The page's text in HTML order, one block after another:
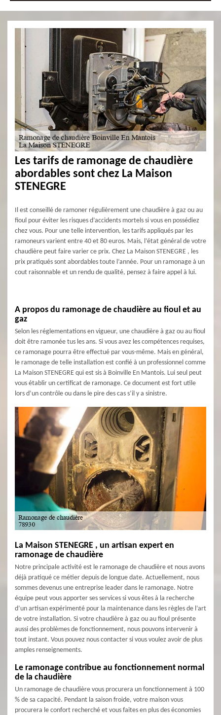
Les tarifs de ramonage de chaudière
abordables sont chez La Maison
STENEGRE
Il est conseillé de ramoner régulièrement une chaudière à gaz ou au
fioul pour éviter les risques d’accidents mortels si vous en possédiez
chez vous. Pour une telle intervention, les tarifs appliqués par les
ramoneurs varient entre 40 et 80 euros. Mais, l’état général de votre
chaudière peut faire varier ce prix. Chez La Maison STENEGRE , les
prix pratiqués sont abordables toute l’année. Pour un ramonage à un
cout raisonnable et un rendu de qualité, pensez à faire appel à lui.
A propos du ramonage de chaudière au fioul et au
gaz
Selon les réglementations en vigueur, une chaudière à gaz ou au fioul
doit être ramonée tus les ans. Si vous avez les compétences requises,
ce ramonage pourra être effectué par vous-même. Mais en général,
le ramonage de telle installation est confié à un professionnel comme
La Maison STENEGRE qui est sis à Boinville En Mantois. Lui seul peut
vous établir un certificat de ramonage. Ce document est fort utile
lors d’un contrôle ou dans le pire des cas s’il y a sinistre.
La Maison STENEGRE , un artisan expert en
ramonage de chaudière
Notre principale activité est le ramonage de chaudière et nous avons
déjà pratiqué ce métier depuis de longue date. Actuellement, nous
sommes devenus une entreprise leader dans le ramonage. Notre
équipe peut vous apporter ses services si vous êtes à la recherche
d’un artisan expérimenté pour la maintenance dans les règles de l’art
de votre installation. Si votre chaudière à gaz ou au fioul présente
aussi des problèmes de fonctionnement, nous pouvons intervenir à
tout instant. Vous pouvez nous contacter si vous voulez avoir de plus
amples renseignements.
Le ramonage contribue au fonctionnement normal
de la chaudière
Un ramonage de chaudière vous procurera un fonctionnement à 100
% de sa capacité. Pendant la saison froide, votre maison vous
procurera le confort recherché et vous faites en plus des économies